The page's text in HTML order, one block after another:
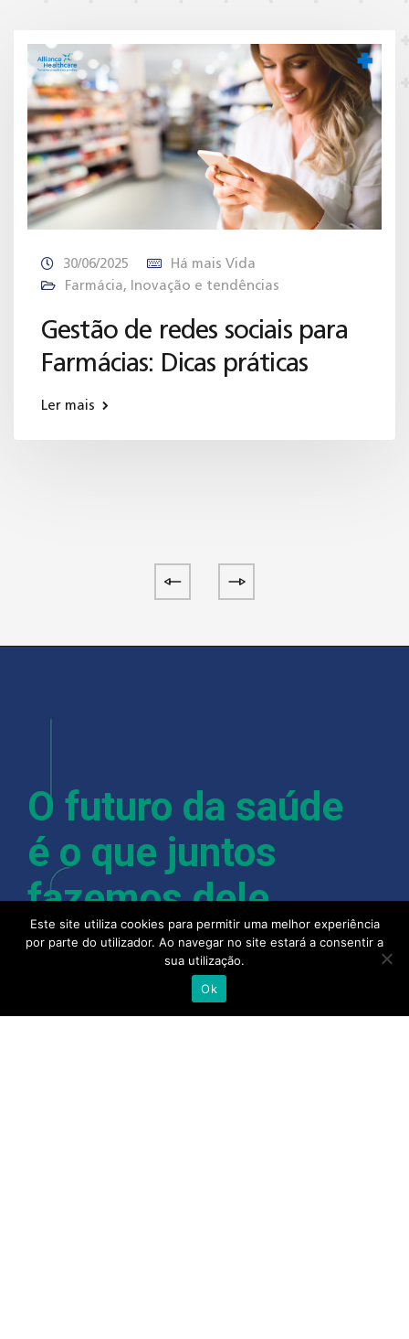
30/06/2025
Há mais Vida
Farmácia, Inovação e tendências
Gestão de redes sociais para
Farmácias: Dicas práticas
Ler mais
O futuro da saúde
é o que juntos
fazemos dele.
Com mais de 400 colaboradores, instalações em
Lisboa, Porto, Almancil, Castelo Branco, Açores e
Madeira, a Alliance Healthcare e as suas pessoas
Este site utiliza cookies para permitir uma melhor experiência
por parte do utilizador. Ao navegar no site estará a consentir a
sua utilização.
Ok